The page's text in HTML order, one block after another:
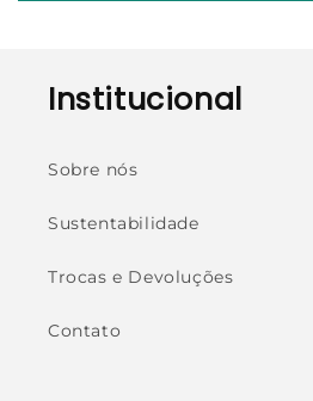
Institucional
Sobre nós
Sustentabilidade
Trocas e Devoluções
Contato